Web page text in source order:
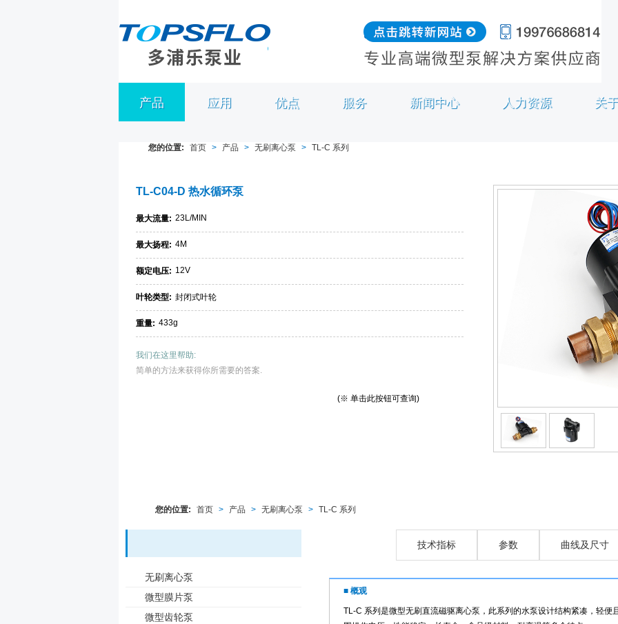
产品 应用 优点 服务 新闻中心 人力资源 关
您的位置: 首页 > 产品 > 无刷离心泵 > TL-C 系列
TL-C04-D 热水循环泵
最大流量: 23L/MIN
最大扬程: 4M
额定电压: 12V
叶轮类型: 封闭式叶轮
重量: 433g
我们在这里帮助:
简单的方法来获得你所需要的答案.
(※ 单击此按钮可查询)
您的位置: 首页 > 产品 > 无刷离心泵 > TL-C 系列
无刷离心泵
微型膜片泵
微型齿轮泵
技术指标 参数 曲线及尺寸
■ 概观
TL-C 系列是微型无刷直流磁驱离心泵，此系列的水泵设计结构紧凑，轻便